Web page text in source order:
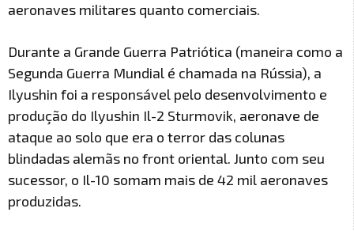
aeronaves militares quanto comerciais.
Durante a Grande Guerra Patriótica (maneira como a
Segunda Guerra Mundial é chamada na Rússia), a
Ilyushin foi a responsável pelo desenvolvimento e
produção do Ilyushin Il-2 Sturmovik, aeronave de
ataque ao solo que era o terror das colunas
blindadas alemãs no front oriental. Junto com seu
sucessor, o Il-10 somam mais de 42 mil aeronaves
produzidas.